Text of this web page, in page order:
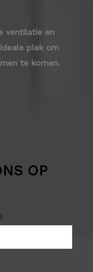
ventilatie en
plek om
te komen.
OP